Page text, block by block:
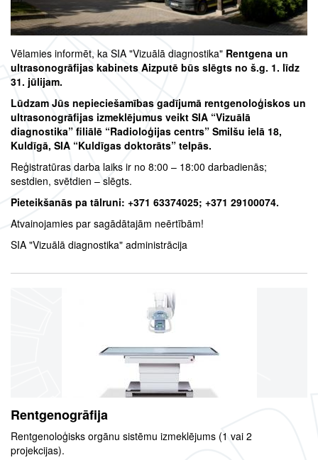
Vēlamies informēt, ka SIA "Vizuālā diagnostika" Rentgena un
ultrasonogrāfijas kabinets Aizputē būs slēgts no š.g. 1. līdz
31. jūlijam.
Lūdzam Jūs nepieciešamības gadījumā rentgenoloģiskos un
ultrasonogrāfijas izmeklējumus veikt SIA “Vizuālā
diagnostika” filiālē “Radioloģijas centrs” Smilšu ielā 18,
Kuldīgā, SIA “Kuldīgas doktorāts” telpās.
Reģistratūras darba laiks ir no 8:00 – 18:00 darbadienās;
sestdien, svētdien – slēgts.
Pieteikšanās pa tālruni: +371 63374025; +371 29100074.
Atvainojamies par sagādātajām neērtībām!
SIA "Vizuālā diagnostika" administrācija
Rentgenogrāfija
Rentgenoloģisks orgānu sistēmu izmeklējums (1 vai 2
projekcijas).